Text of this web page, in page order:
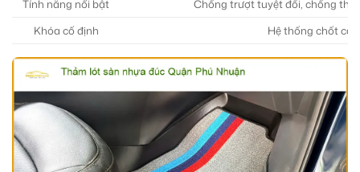
Tính năng nổi bật
Chống trượt tuyệt đối, chống
Khóa cố định
Hệ thống chốt cài